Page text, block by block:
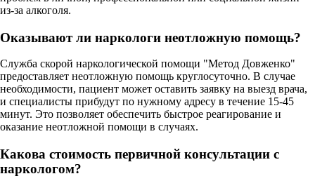
из-за алкоголя.
Оказывают ли наркологи неотложную помощь?
Служба скорой наркологической помощи "Метод Довженко"
предоставляет неотложную помощь круглосуточно. В случае
необходимости, пациент может оставить заявку на выезд врача,
и специалисты прибудут по нужному адресу в течение 15-45
минут. Это позволяет обеспечить быстрое реагирование и
оказание неотложной помощи в случаях.
Какова стоимость первичной консультации с
наркологом?